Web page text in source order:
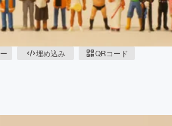
埋め込み QRコード